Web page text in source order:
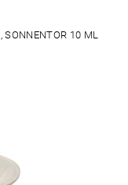
SONNENTOR 10 ML